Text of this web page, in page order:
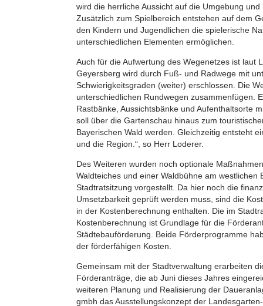
wird die herrliche Aussicht auf die Umgebung
Zusätzlich zum Spielbereich entstehen auf dem
den Kindern und Jugendlichen die spielerische
unterschiedlichen Elementen ermöglichen.
Auch für die Aufwertung des Wegenetzes ist laut
Geyersberg wird durch Fuß- und Radwege mit
Schwierigkeitsgraden (weiter) erschlossen. Die
unterschiedlichen Rundwegen zusammenfügen.
Rastbänke, Aussichtsbänke und Aufenthaltsorte
soll über die Gartenschau hinaus zum
Bayerischen Wald werden. Gleichzeitig entsteht
und die Region.“, so Herr Loderer.
Des Weiteren wurden noch optionale
Waldteiches und einer Waldbühne am westlichen
Stadtratsitzung vorgestellt. Da hier noch die
Umsetzbarkeit geprüft werden muss, sind die
in der Kostenberechnung enthalten. Die im
Kostenberechnung ist Grundlage für die
Städtebauförderung. Beide Förderprogramme
der förderfähigen Kosten.
Gemeinsam mit der Stadtverwaltung erarbeiten
Förderanträge, die ab Juni dieses Jahres
weiteren Planung und Realisierung der
gmbh das Ausstellungskonzept der